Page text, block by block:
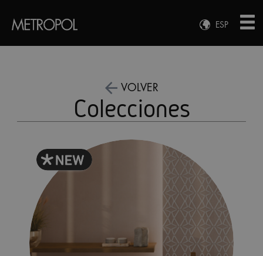
ESP
ENG
VOLVER
Colecciones